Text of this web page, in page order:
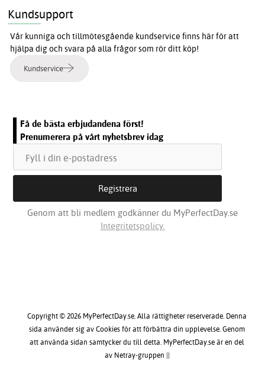
Kundsupport
Vår kunniga och tillmötesgående kundservice finns här för att
hjälpa dig och svara på alla frågor som rör ditt köp!
Kundservice
Få de bästa erbjudandena först!
Prenumerera på vårt nyhetsbrev idag
Genom att bli medlem godkänner du MyPerfectDay.se
Integritetspolicy.
Copyright © 2026 MyPerfectDay.se. Alla rättigheter reserverade. Denna
sida använder sig av Cookies för att förbättra din upplevelse. Genom
att använda sidan samtycker du till detta. MyPerfectDay.se är en del
av Netray-gruppen ||